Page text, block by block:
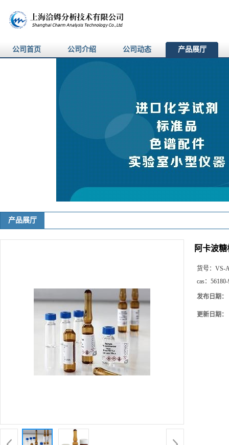
公司首页 公司介绍 公司动态 产品展厅
产品展厅
阿卡波
货号： VS-
cas：
发布日期：
更新日期：